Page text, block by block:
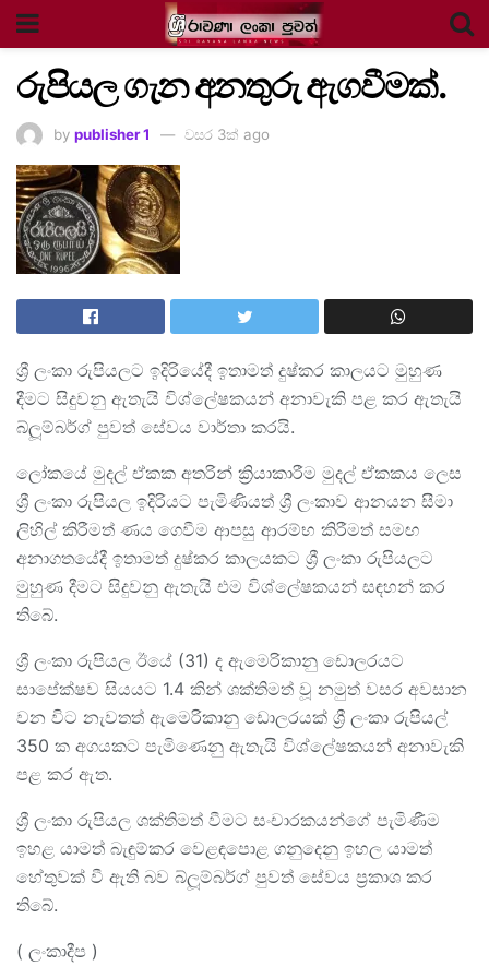
රුපියල ගැන අනතුරු ඇගවීමක්.
by publisher 1 වසර 3ක් ago
ශ්‍රී ලංකා රුපියලට ඉදිරියේදී ඉතාමත් දුෂ්කර කාලයට මුහුණ
දීමට සිදුවනු ඇතැයි විශ්ලේෂකයන් අනාවැකි පළ කර ඇතැයි
බ්ලූම්බර්ග් පුවත් සේවය වාර්තා කරයි.
ලෝකයේ මුදල් ඒකක අතරින් ක්‍රියාකාරීම මුදල් ඒකකය ලෙස
ශ්‍රී ලංකා රුපියල ඉදිරියට පැමිණියත් ශ්‍රී ලංකාව ආනයන සීමා
ලිහිල් කිරීමත් ණය ගෙවීම ආපසු ආරම්භ කිරීමත් සමඟ
අනාගතයේදී ඉතාමත් දුෂ්කර කාලයකට ශ්‍රී ලංකා රුපියලට
මුහුණ දීමට සිදුවනු ඇතැයි එම විශ්ලේෂකයන් සඳහන් කර
තිබේ.
ශ්‍රී ලංකා රුපියල ඊයේ (31) ද ඇමෙරිකානු ඩොලරයට
සාපේක්ෂව සියයට 1.4 කින් ශක්තිමත් වූ නමුත් වසර අවසාන
වන විට නැවතත් ඇමෙරිකානු ඩොලරයක් ශ්‍රී ලංකා රුපියල්
350 ක අගයකට පැමිණෙනු ඇතැයි විශ්ලේෂකයන් අනාවැකි
පළ කර ඇත.
ශ්‍රී ලංකා රුපියල ශක්තිමත් වීමට සංචාරකයන්ගේ පැමිණීම
ඉහළ යාමත් බැඳුම්කර වෙළඳපොළ ගනුදෙනු ඉහල යාමත්
හේතුවක් වී ඇති බව බ්ලූම්බර්ග් පුවත් සේවය ප්‍රකාශ කර
තිබේ.
( ලංකාදීප )